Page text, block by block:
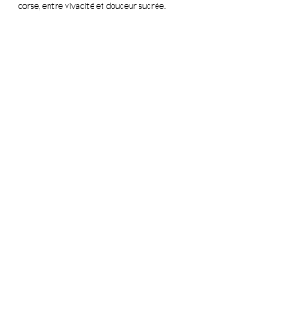
corse, entre vivacité et douceur sucrée.